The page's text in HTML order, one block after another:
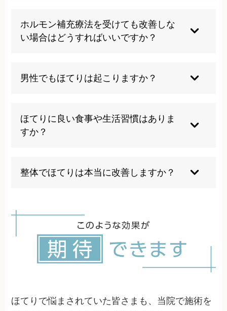
減しますが、自律神経の乱れや構造的な問題が残
っている場合は症状が持続することがあります。
また、更年期以外の原因によるほてりの場合は、
処により改善期間を短縮できます。
ホルモン補充療法を受けても改善しな
い場合はどうすればいいですか？
外の原因が関与している可能性があります。頭蓋
骨の歪みや自律神経の乱れ、血流障害などが根本
効果的です。当院では多角的な検査により真の原
因を特定し、根本改善を目指します。
男性でもほてりは起こりますか？
障害や自律神経失調症、ストレス過多などが原因
となることがあります。女性のほてりと同様に、
自律神経の乱れや血流障害が関与していることが
ほてりに良い食事や生活習慣はありま
すか？
ルシウムを豊富に含む食材が有効とされていま
す。また、規則正しい睡眠、適度な運動、ストレ
限界があるため、専門的な治療との併用をお勧め
します。
整体でほてりは本当に改善しますか？
を実感されています。特に頭蓋骨の歪みや首肩の
緊張が原因となっている場合は、整体による調整
で血流が改善し、自律神経のバランスが整うこと
で症状が軽減します。当院では根本原因を特定し
た上で、最適な施術を提供しています。
ほてりで悩まされていた皆さまも、当院で施術を